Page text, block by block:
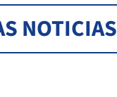
NOTICIAS